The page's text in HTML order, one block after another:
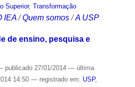
Superior, Transformação
IEA /Quem somos /A USP
de ensino, pesquisa e
publicado27/01/2014 — última
14:50 — registrado em: USP,